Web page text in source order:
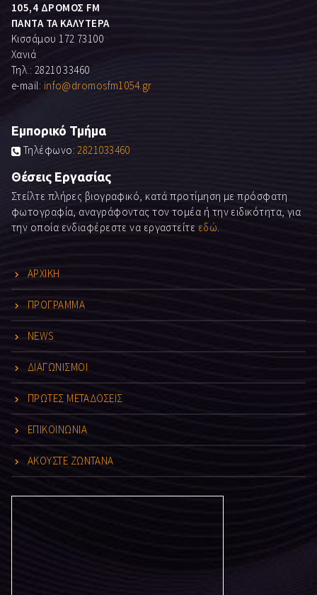
105,4 ΔΡΟΜΟΣ FM
ΠΑΝΤΑ ΤΑ ΚΑΛΥΤΕΡΑ
Κισσάμου 172 73100
Χανιά
Τηλ.: 28210 33460
e-mail: info@dromosfm1054.gr
Εμπορικό Τμήμα
Τηλέφωνο:2821033460
Θέσεις Εργασίας
Στείλτε πλήρες βιογραφικό, κατά προτίμηση με πρόσφατη
φωτογραφία, αναγράφοντας τον τομέα ή την ειδικότητα, για
την οποία ενδιαφέρεστε να εργαστείτε εδώ
ΑΡΧΙΚΗ
ΠΡΟΓΡΑΜΜΑ
NEWS
ΔΙΑΓΩΝΙΣΜΟΙ
ΠΡΩΤΕΣ ΜΕΤΑΔΟΣΕΙΣ
ΕΠΙΚΟΙΝΩΝΙΑ
ΑΚΟΥΣΤΕ ΖΩΝΤΑΝΑ